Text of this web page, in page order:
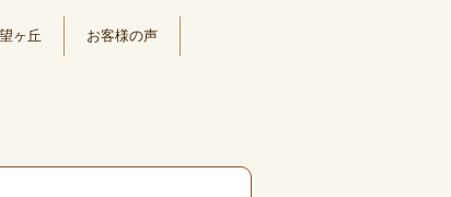
ヶ丘 お客様の声